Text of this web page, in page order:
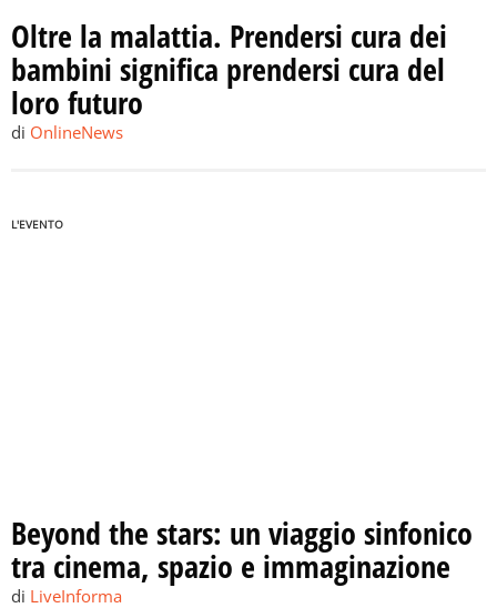
Oltre la malattia. Prendersi cura dei
bambini significa prendersi cura del
loro futuro
di OnlineNews
L'EVENTO
Beyond the stars: un viaggio sinfonico
tra cinema, spazio e immaginazione
di LiveInforma